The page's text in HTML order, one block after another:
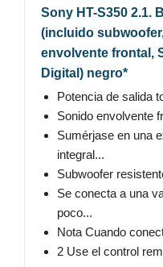
Sony HT-S350 2.1.
(incluido
envolvente frontal,
Digital) negro*
Potencia de salida
Sonido envolvente
Sumérjase en una
integral...
Subwoofer
Se conecta a una
poco...
Nota Cuando
2 Use el control